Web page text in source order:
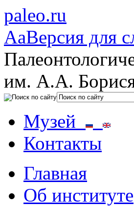
paleo.ru
AaВерсия для
им. А.А.
Музей
Контакты
Главная
Об институте